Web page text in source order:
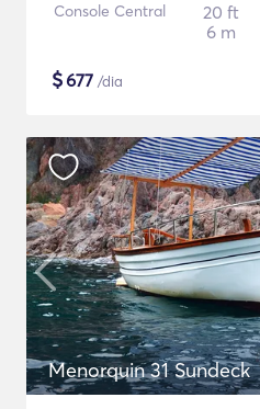
Console Central
20 ft
6 m
$677 /dia
Menorquin 31 Sundeck